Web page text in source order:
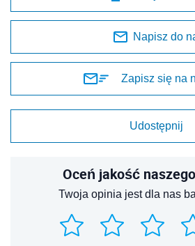
Napisz do
Zapisz się na
Udostępnij
Oceń jakość
Twoja opinia jest dla nas